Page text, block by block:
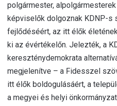
polgármester,
képviselők dolgoznak KDNP-s
fejlődéséért, az itt élők
ki az évértékelőn. Jelezték, a
kereszténydemokrata
megjelenítve – a Fidesszel
itt élők boldogulásáért, a
a megyei és helyi